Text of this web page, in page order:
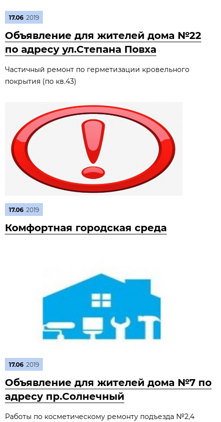
17.06 2019
Объявление для жителей дома №22
по адресу ул.Степана Повха
Частичный ремонт по герметизации кровельного
покрытия (по кв.43)
17.06 2019
Комфортная городская среда
17.06 2019
Объявление для жителей дома №7 по
адресу пр.Солнечный
Работы по косметическому ремонту подъезда №2,4